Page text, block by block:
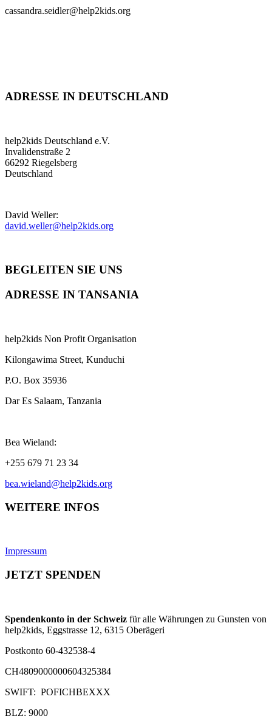
cassandra.seidler@help2kids.org
ADRESSE IN DEUTSCHLAND
help2kids Deutschland e.V.
Invalidenstraße 2
66292 Riegelsberg
Deutschland
David Weller:
david.weller@help2kids.org
BEGLEITEN SIE UNS
ADRESSE IN TANSANIA
help2kids Non Profit Organisation
Kilongawima Street, Kunduchi
P.O. Box 35936
Dar Es Salaam, Tanzania
Bea Wieland:
+255 679 71 23 34
bea.wieland@help2kids.org
WEITERE INFOS
Impressum
JETZT SPENDEN
Spendenkonto in der Schweiz für alle Währungen zu Gunsten von
help2kids, Eggstrasse 12, 6315 Oberägeri
Postkonto 60-432538-4
CH4809000000604325384
SWIFT: POFICHBEXXX
BLZ: 9000